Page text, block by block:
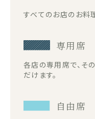
すべてのお店のお料
専用席
各店の専用席で、そ
だけます。
自由席